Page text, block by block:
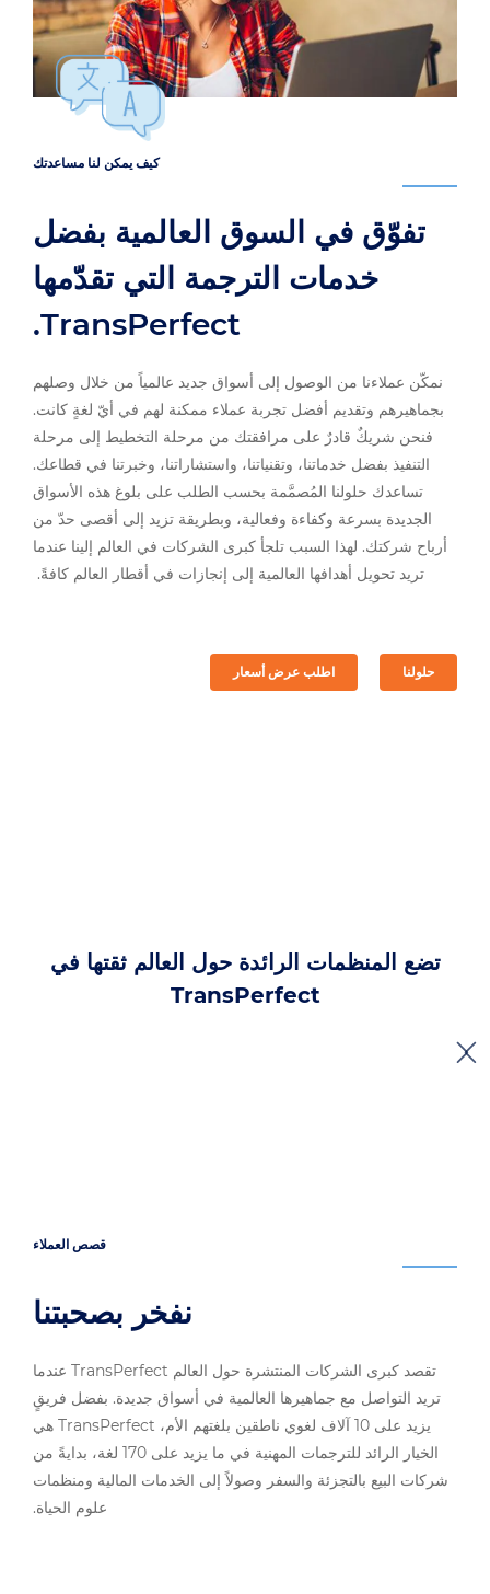
كيف يمكن لنا مساعدتك
تفوّق في السوق العالمية بفضل
خدمات الترجمة التي تقدّمها
‎TransPerfect‏.
نمكّن عملاءنا من الوصول إلى أسواق جديد عالمياً من خلال وصلهم
بجماهيرهم وتقديم أفضل تجربة عملاء ممكنة لهم في أيّ لغةٍ كانت.
فنحن شريكٌ قادرٌ على مرافقتك من مرحلة التخطيط إلى مرحلة
التنفيذ بفضل خدماتنا، وتقنياتنا، واستشاراتنا، وخبرتنا في قطاعك.
تساعدك حلولنا المُصمَّمة بحسب الطلب على بلوغ هذه الأسواق
الجديدة بسرعة وكفاءة وفعالية، وبطريقة تزيد إلى أقصى حدّ من
أرباح شركتك. لهذا السبب تلجأ كبرى الشركات في العالم إلينا عندما
تريد تحويل أهدافها العالمية إلى إنجازات في أقطار العالم كافةً.
حلولنا اطلب عرض أسعار
تضع المنظمات الرائدة حول العالم ثقتها في
‎TransPerfect‏
قصص العملاء
نفخر بصحبتنا
تقصد كبرى الشركات المنتشرة حول العالم ‎TransPerfect عندما
تريد التواصل مع جماهيرها العالمية في أسواق جديدة. بفضل فريقٍ
يزيد على 10 آلاف لغوي ناطقين بلغتهم الأم، ‎TransPerfect‏ هي
الخيار الرائد للترجمات المهنية في ما يزيد على 170 لغة، بدايةً من
شركات البيع بالتجزئة والسفر وصولاً إلى الخدمات المالية ومنظمات
علوم الحياة.